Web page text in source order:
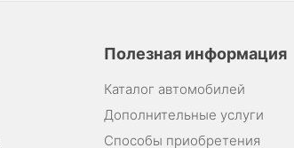
Полезная информация
Каталог автомобилей
Дополнительные услуги
Способы приобретения